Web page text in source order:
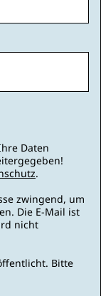
Daten
.
zwingend, um
Die E-Mail ist
nicht
Bitte